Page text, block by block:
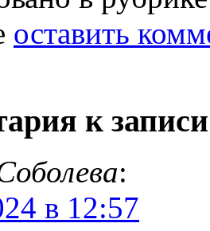
оставить
к
:
в 12:57